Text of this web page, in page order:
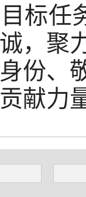
标任
，聚
份、
献力